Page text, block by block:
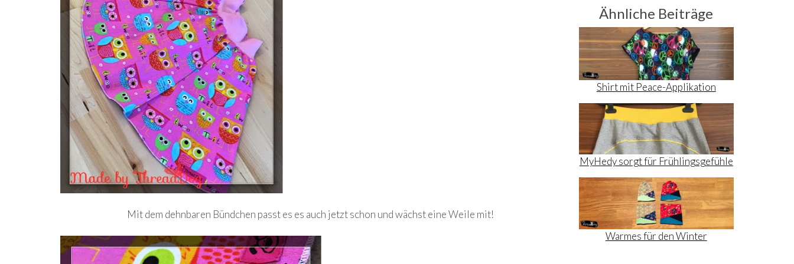
Mit dem dehnbaren Bündchen passt es es auch jetzt schon und wächst eine Weile mit!
Ähnliche Beiträge
Shirt mit Peace-Applikation
MyHedy sorgt für Frühlingsgefühle
Warmes für den Winter